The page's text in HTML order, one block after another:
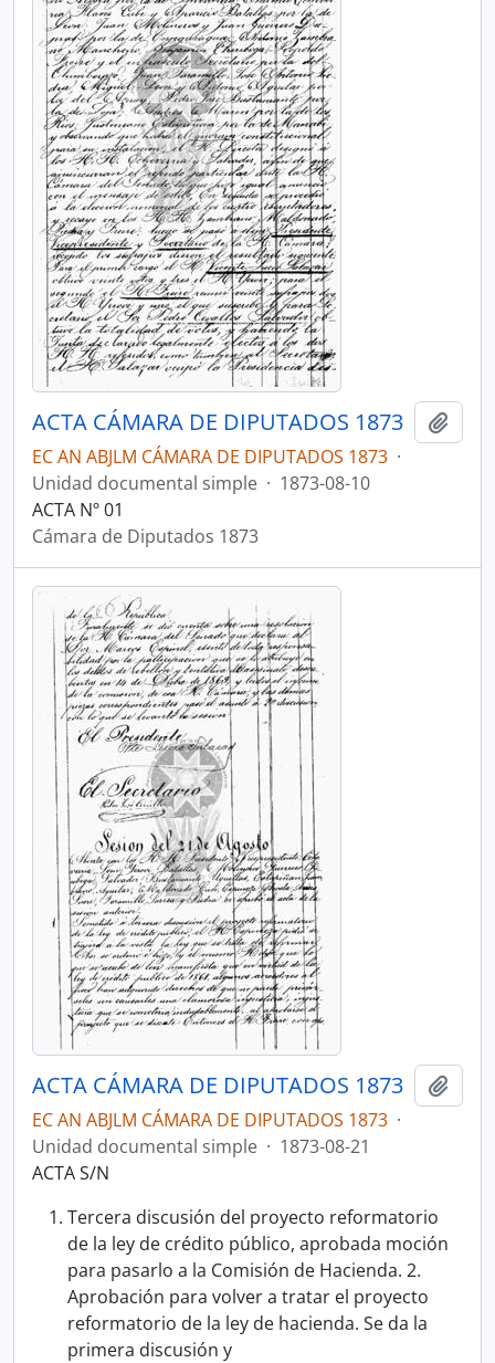
ACTA CÁMARA DE DIPUTADOS 1873
EC AN ABJLM CÁMARA DE DIPUTADOS 1873 ·
Unidad documental simple · 1873-08-10
ACTA Nº 01
Cámara de Diputados 1873
ACTA CÁMARA DE DIPUTADOS 1873
EC AN ABJLM CÁMARA DE DIPUTADOS 1873 ·
Unidad documental simple · 1873-08-21
ACTA S/N
Tercera discusión del proyecto reformatorio
de la ley de crédito público, aprobada moción
para pasarlo a la Comisión de Hacienda. 2.
Aprobación para volver a tratar el proyecto
reformatorio de la ley de hacienda. Se da la
primera discusión y